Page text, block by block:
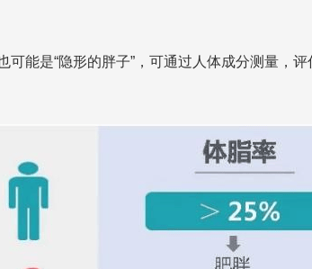
能是“隐形的胖子”，可通过人体成分测量，